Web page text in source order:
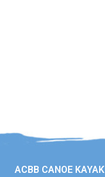
ACBB CANOE KAYAK